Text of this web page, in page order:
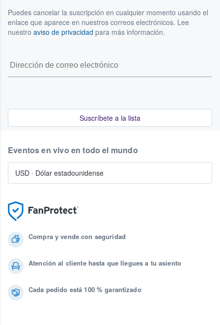
Puedes cancelar la suscripción en cualquier momento usando el
enlace que aparece en nuestros correos electrónicos. Lee
nuestro aviso de privacidad para más información.
Suscríbete a la lista
Compra y vende con seguridad
Atención al cliente hasta que llegues a tu asiento
Cada pedido está 100 % garantizado
Eventos en vivo en todo el mundo
USD · Dólar estadounidense